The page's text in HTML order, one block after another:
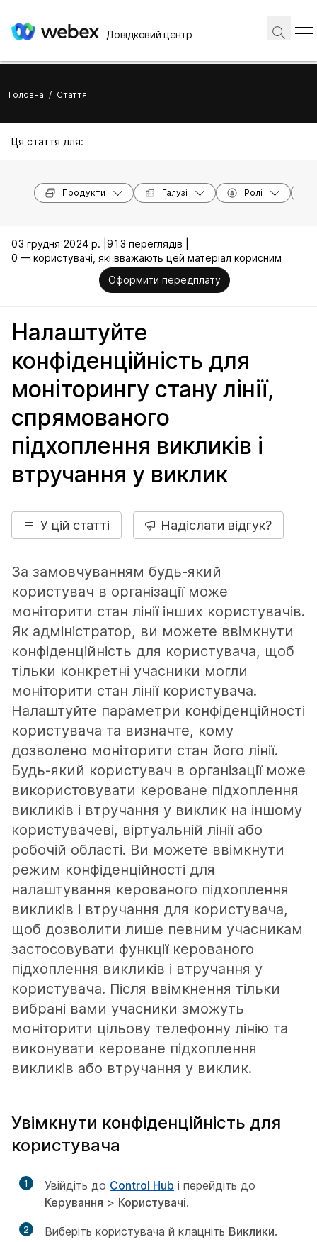
Довідковий центр
Головна / Стаття
Ця стаття для:
Продукти Галузі Ролі
03 грудня 2024 р. | 913 переглядів |
0 — користувачі, які вважають цей матеріал корисним
Оформити передплату
Налаштуйте
конфіденційність для
моніторингу стану лінії,
спрямованого
підхоплення викликів і
втручання у виклик
У цій статті Надіслати відгук?
За замовчуванням будь-який
користувач в організації може
моніторити стан лінії інших користувачів.
Як адміністратор, ви можете ввімкнути
конфіденційність для користувача, щоб
тільки конкретні учасники могли
моніторити стан лінії користувача.
Налаштуйте параметри конфіденційності
користувача та визначте, кому
дозволено моніторити стан його лінії.
Будь-який користувач в організації може
використовувати кероване підхоплення
викликів і втручання у виклик на іншому
користувачеві, віртуальній лінії або
робочій області. Ви можете ввімкнути
режим конфіденційності для
налаштування керованого підхоплення
викликів і втручання для користувача,
щоб дозволити лише певним учасникам
застосовувати функції керованого
підхоплення викликів і втручання у
користувача. Після ввімкнення тільки
вибрані вами учасники зможуть
моніторити цільову телефонну лінію та
виконувати кероване підхоплення
викликів або втручання у виклик.
Увімкнути конфіденційність для
користувача
1 Увійдіть до Control Hub і перейдіть до
Керування > Користувачі.
2 Виберіть користувача й клацніть Виклики.